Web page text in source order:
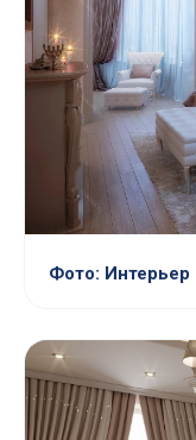
Фото: Интерьер